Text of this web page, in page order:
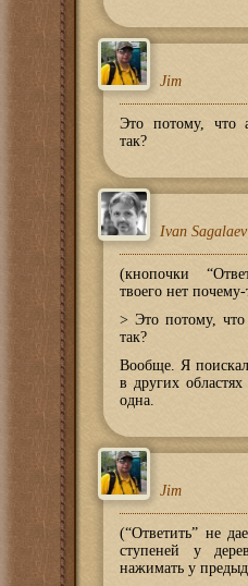
Jim
Это потому, что
так?
Ivan Sagalaev
(кнопочки
твоего нет почему-
> Это потому,
так?
Вообще. Я
в других
одна.
Jim
(“Ответить” не
ступеней у
нажимать у